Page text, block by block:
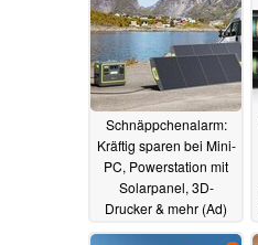
Schnäppchenalarm:
Kräftig sparen bei Mini-
PC, Powerstation mit
Solarpanel, 3D-
Drucker & mehr (Ad)
29.05.2026